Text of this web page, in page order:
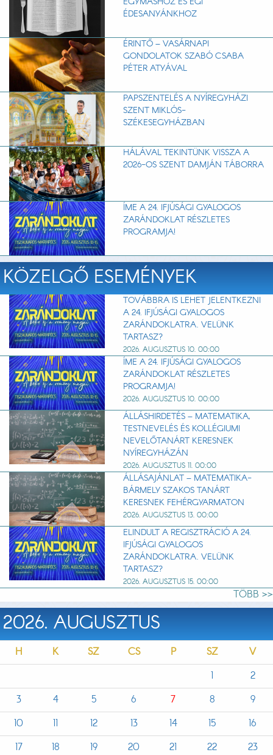
ÉDESANYÁNKHOZ
ÉRINTŐ – VASÁRNAPI
GONDOLATOK SZABÓ CSABA
PÉTER ATYÁVAL
PAPSZENTELÉS A NYÍREGYHÁZI
SZENT MIKLÓS-
SZÉKESEGYHÁZBAN
HÁLÁVAL TEKINTÜNK VISSZA A
2026-OS SZENT DAMJÁN TÁBORRA
ÍME A 24. IFJÚSÁGI GYALOGOS
ZARÁNDOKLAT RÉSZLETES
PROGRAMJA!
KÖZELGŐ ESEMÉNYEK
TOVÁBBRA IS LEHET JELENTKEZNI
A 24. IFJÚSÁGI GYALOGOS
ZARÁNDOKLATRA. VELÜNK
TARTASZ?
2026. AUGUSZTUS 10. 00:00
ÍME A 24. IFJÚSÁGI GYALOGOS
ZARÁNDOKLAT RÉSZLETES
PROGRAMJA!
2026. AUGUSZTUS 10. 00:00
ÁLLÁSHIRDETÉS – MATEMATIKA,
TESTNEVELÉS ÉS KOLLÉGIUMI
NEVELŐTANÁRT KERESNEK
NYÍREGYHÁZÁN
2026. AUGUSZTUS 11. 00:00
ÁLLÁSAJÁNLAT – MATEMATIKA-
BÁRMELY SZAKOS TANÁRT
KERESNEK FEHÉRGYARMATON
2026. AUGUSZTUS 13. 00:00
ELINDULT A REGISZTRÁCIÓ A 24.
IFJÚSÁGI GYALOGOS
ZARÁNDOKLATRA. VELÜNK
TARTASZ?
2026. AUGUSZTUS 15. 00:00
TÖBB >>
2026. AUGUSZTUS
H K SZ CS P SZ
V
1
2
3
4 5 6 7 8
9
10
11 12 13 14 15
16
17
18 19 20 21 22
23